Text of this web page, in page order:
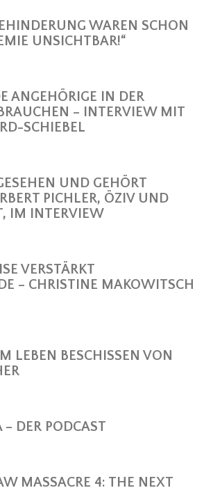
WAREN SCHON
UNSICHTBAR!“
ANGEHÖRIGE IN DER
– INTERVIEW MIT
SCHIEBEL
UND GEHÖRT
PICHLER, ÖZIV UND
IM INTERVIEW
VERSTÄRKT
– CHRISTINE MAKOWITSCH
LEBEN BESCHISSEN VON
DER PODCAST
MASSACRE 4: THE NEXT